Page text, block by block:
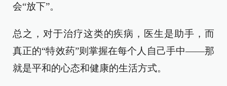
会“放下”。
总之，对于治疗这类的疾病，医生是助手，而
真正的“特效药”则掌握在每个人自己手中——那
就是平和的心态和健康的生活方式。